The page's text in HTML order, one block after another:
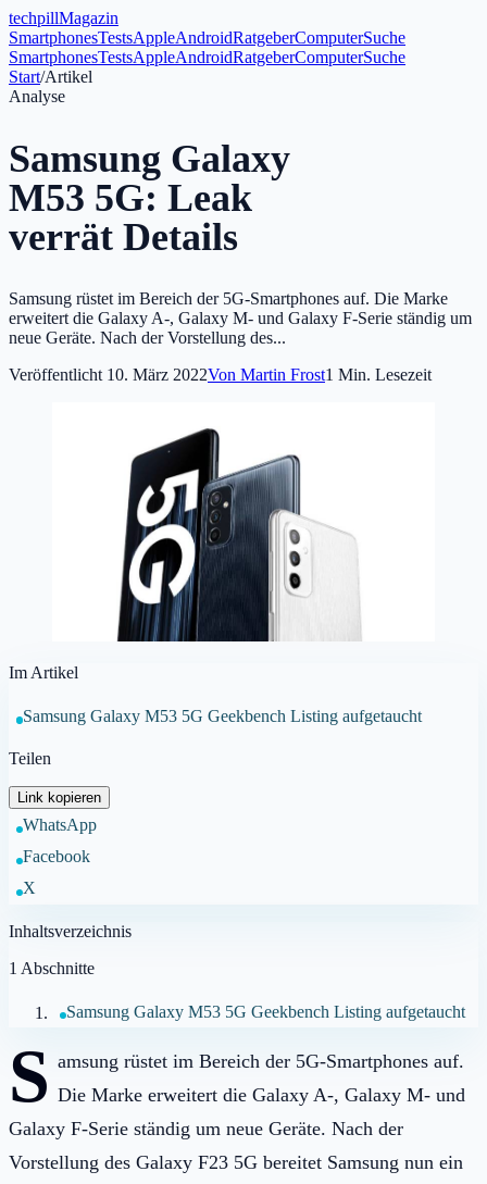
techpillMagazin
SmartphonesTestsAppleAndroidRatgeberComputerSuche
SmartphonesTestsAppleAndroidRatgeberComputerSuche
Start/Artikel
Analyse
Samsung Galaxy
M53 5G: Leak
verrät Details
Samsung rüstet im Bereich der 5G-Smartphones auf. Die Marke
erweitert die Galaxy A-, Galaxy M- und Galaxy F-Serie ständig um
neue Geräte. Nach der Vorstellung des...
Veröffentlicht 10. März 2022Von Martin Frost1 Min. Lesezeit
Im Artikel
Samsung Galaxy M53 5G Geekbench Listing aufgetaucht
Teilen
Link kopieren
WhatsApp
Facebook
X
Inhaltsverzeichnis
1 Abschnitte
Samsung Galaxy M53 5G Geekbench Listing aufgetaucht
S amsung rüstet im Bereich der 5G-Smartphones auf.
Die Marke erweitert die Galaxy A-, Galaxy M- und
Galaxy F-Serie ständig um neue Geräte. Nach der
Vorstellung des Galaxy F23 5G bereitet Samsung nun ein